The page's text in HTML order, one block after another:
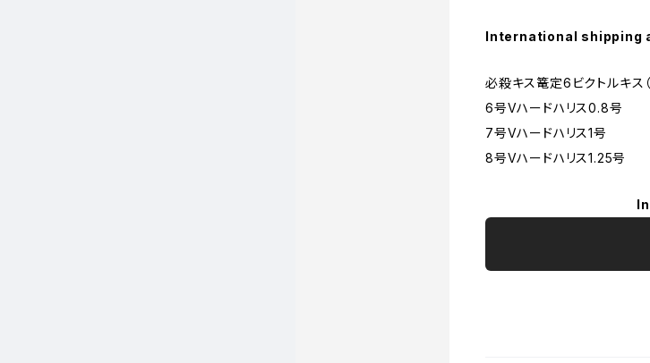
International shipping
必殺キス篭定6ビクトルキス
6号Vハードハリス0.8号
7号Vハードハリス1号
8号Vハードハリス1.25号